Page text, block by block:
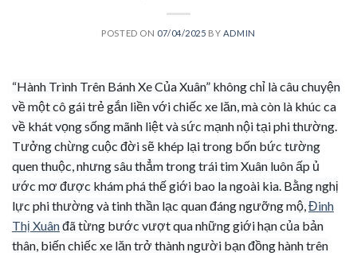
POSTED ON 07/04/2025 BY ADMIN
“Hành Trình Trên Bánh Xe Của Xuân” không chỉ là câu chuyện
về một cô gái trẻ gắn liền với chiếc xe lăn, mà còn là khúc ca
về khát vọng sống mãnh liệt và sức mạnh nội tại phi thường.
Tưởng chừng cuộc đời sẽ khép lại trong bốn bức tường
quen thuộc, nhưng sâu thẳm trong trái tim Xuân luôn ấp ủ
ước mơ được khám phá thế giới bao la ngoài kia. Bằng nghị
lực phi thường và tinh thần lạc quan đáng ngưỡng mộ, Đinh
Thị Xuânđã từng bước vượt qua những giới hạn của bản
thân, biến chiếc xe lăn trở thành người bạn đồng hành trên